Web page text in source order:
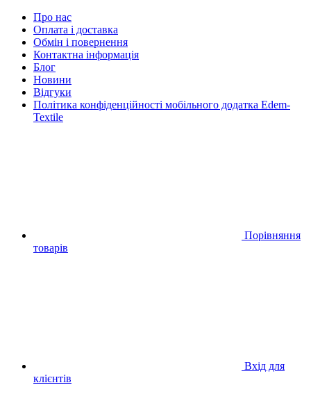
Про нас
Оплата і доставка
Обмін і повернення
Контактна інформація
Блог
Новини
Відгуки
Політика конфіденційності мобільного додатка Edem-
Textile
Порівняння
товарів
Вхід для
клієнтів